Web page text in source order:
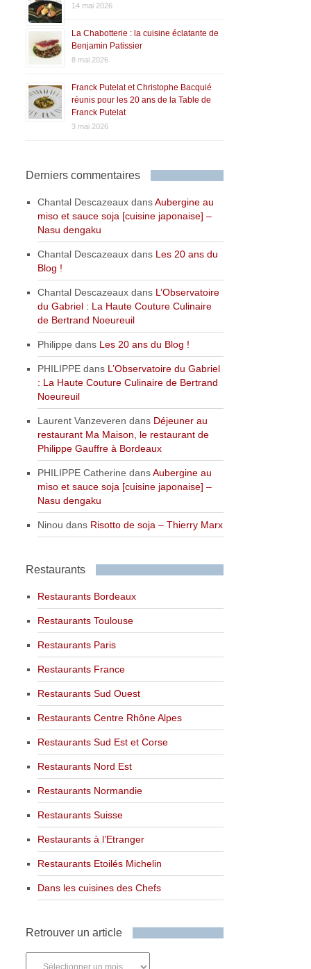
14 mai 2026
La Chabotterie : la cuisine éclatante de
Benjamin Patissier
8 mai 2026
Franck Putelat et Christophe Bacquié
réunis pour les 20 ans de la Table de
Franck Putelat
3 mai 2026
Derniers commentaires
Chantal Descazeaux dansAubergine au
miso et sauce soja [cuisine japonaise] –
Nasu dengaku
Chantal Descazeaux dans Les 20 ans du
Blog !
Chantal Descazeaux dans L’Observatoire
du Gabriel : La Haute Couture Culinaire
de Bertrand Noeureuil
Philippe dans Les 20 ans du Blog !
PHILIPPE dans L’Observatoire du Gabriel
: La Haute Couture Culinaire de Bertrand
Noeureuil
Laurent Vanzeveren dans Déjeuner au
restaurant Ma Maison, le restaurant de
Philippe Gauffre à Bordeaux
PHILIPPE Catherine dansAubergine au
miso et sauce soja [cuisine japonaise] –
Nasu dengaku
Ninou dans Risotto de soja – Thierry Marx
Restaurants
Restaurants Bordeaux
Restaurants Toulouse
Restaurants Paris
Restaurants France
Restaurants Sud Ouest
Restaurants Centre Rhône Alpes
Restaurants Sud Est et Corse
Restaurants Nord Est
Restaurants Normandie
Restaurants Suisse
Restaurants à l’Etranger
Restaurants Etoilés Michelin
Dans les cuisines des Chefs
Retrouver un article